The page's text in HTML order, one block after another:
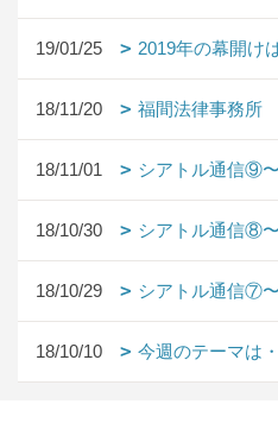
19/01/25 2019年の幕開け
18/11/20 福間法律事務所
18/11/01 シアトル通信⑨
18/10/30 シアトル通信⑧
18/10/29 シアトル通信⑦
18/10/10 今週のテーマは